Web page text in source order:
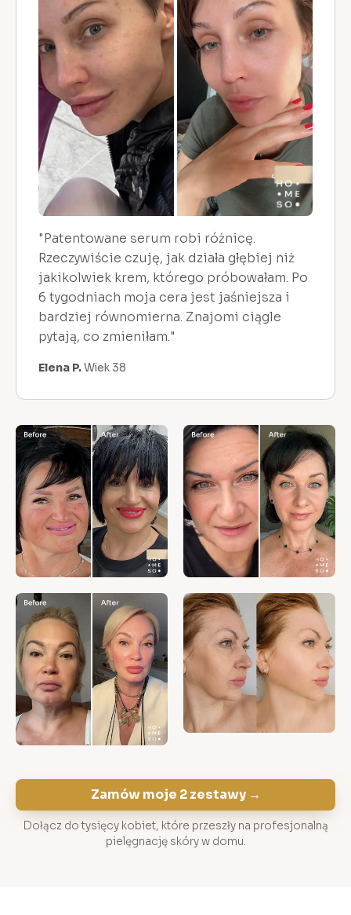
"Patentowane serum robi różnicę.
Rzeczywiście czuję, jak działa głębiej niż
jakikolwiek krem, którego próbowałam. Po
6 tygodniach moja cera jest jaśniejsza i
bardziej równomierna. Znajomi ciągle
pytają, co zmieniłam."
Elena P.Wiek 38
Zamów moje 2 zestawy →
Dołącz do tysięcy kobiet, które przeszły na profesjonalną
pielęgnację skóry w domu.